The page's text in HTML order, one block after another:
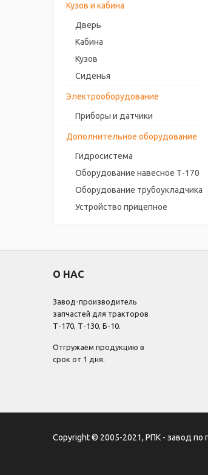
Кузов и кабина
Дверь
Кабина
Кузов
Сиденья
Электрооборудование
Приборы и датчики
Дополнительное оборудование
Гидросистема
Оборудование навесное Т-170
Оборудование трубоукладчика
Устройство прицепное
О НАС
Завод-производитель
запчастей для тракторов
Т-170, Т-130, Б-10.
Отгружаем продукцию в
срок от 1 дня.
Copyright © 2005-2021, РПК - завод по